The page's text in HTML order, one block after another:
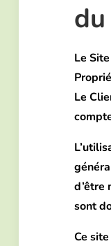
Le
Le
d’être
sont
Ce